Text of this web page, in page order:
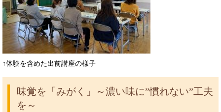
↑体験を含めた出前講座の様子
味覚を「みがく」
～濃い味に”慣れない”工夫
を～